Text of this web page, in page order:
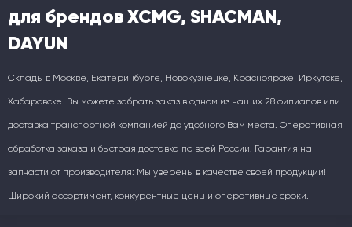
для брендов XCMG, SHACMAN,
DAYUN
Склады в Москве, Екатеринбурге, Новокузнецке, Красноярске, Иркутске,
Хабаровске. Вы можете забрать заказ в одном из наших 28 филиалов или
доставка транспортной компанией до удобного Вам места. Оперативная
обработка заказа и быстрая доставка по всей России. Гарантия на
запчасти от производителя: Мы уверены в качестве своей продукции!
Широкий ассортимент, конкурентные цены и оперативные сроки.